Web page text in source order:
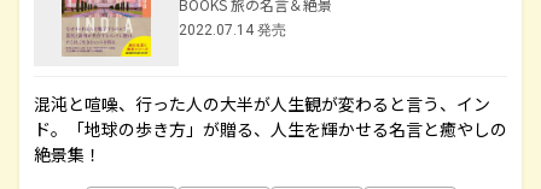
BOOKS 旅の名言＆絶景
2022.07.14 発売
混沌と喧噪、行った人の大半が人生観が変わると言う、イン
ド。「地球の歩き方」が贈る、人生を輝かせる名言と癒やしの
絶景集！